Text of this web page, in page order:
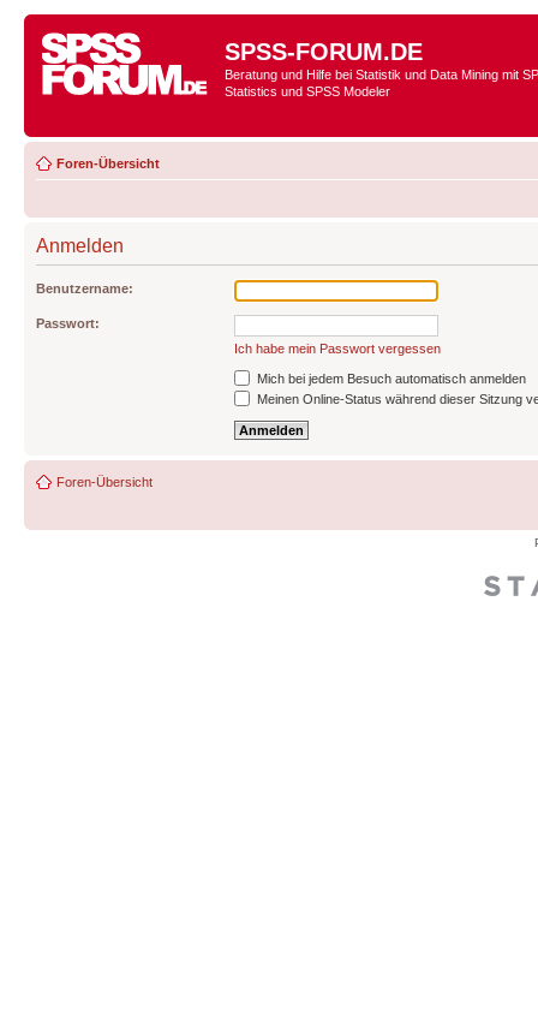
SPSS-FORUM.DE
Beratung und Hilfe bei Statistik und Data Mining mit
Statistics und SPSS Modeler
Foren-Übersicht
Anmelden
Benutzername:
Passwort:
Ich habe mein Passwort vergessen
Mich bei jedem Besuch automatisch anmelden
Meinen Online-Status während dieser Sitzung
Foren-Übersicht